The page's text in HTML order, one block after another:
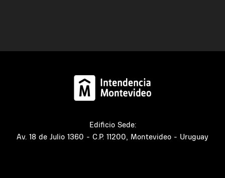
Edificio Sede:
Av. 18 de Julio 1360 - C.P. 11200, Montevideo - Uruguay